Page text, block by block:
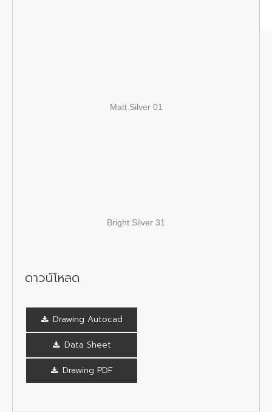
Matt Silver 01
Bright Silver 31
ดาวน์โหลด
Drawing Autocad
Data Sheet
Drawing PDF